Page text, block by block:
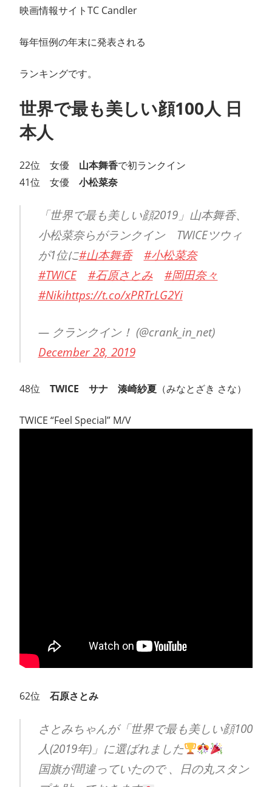
映画情報サイトTC Candler
毎年恒例の年末に発表される
ランキングです。
世界で最も美しい顔100人 日
本人
22位 女優 山本舞香で初ランクイン
41位 女優 小松菜奈
「世界で最も美しい顔2019」山本舞香、
小松菜奈らがランクイン TWICEツウィ
が1位に#山本舞香
#小松菜奈
#TWICE
#石原さとみ
#岡田奈々
#Nikihttps://t.co/xPRTrLG2Yi
— クランクイン！ (@crank_in_net)
December 28, 2019
48位 TWICE サナ 湊崎紗夏 （みなとざき さな）
TWICE “Feel Special” M/V
62位 石原さとみ
さとみちゃんが「世界で最も美しい顔100
人(2019年)」に選ばれました
国旗が間違っていたので 、日の丸スタン